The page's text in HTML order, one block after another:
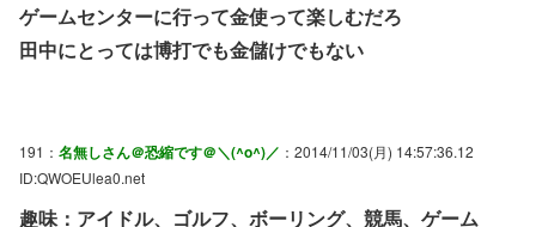
ゲームセンターに行って金使って楽しむだろ
田中にとっては博打でも金儲けでもない
191： 名無しさん＠恐縮です＠＼(^o^)／ ：2014/11/03(月) 14:57:36.12
ID:QWOEUlea0.net
趣味：アイドル、ゴルフ、ボーリング、競馬、ゲーム